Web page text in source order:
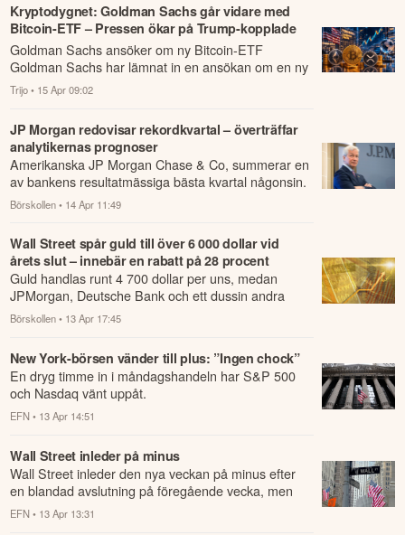
Kryptodygnet: Goldman Sachs går vidare med
Bitcoin-ETF – Pressen ökar på Trump-kopplade
World Liberty Financial
Goldman Sachs ansöker om ny Bitcoin-ETF
Goldman Sachs har lämnat in en ansökan om en ny
Bitcoin-ETF.
Trijo • 15 Apr 09:02
JP Morgan redovisar rekordkvartal – överträffar
analytikernas prognoser
Amerikanska JP Morgan Chase & Co, summerar en
av bankens resultatmässiga bästa kvartal någonsin.
Börskollen • 14 Apr 11:49
Wall Street spår guld till över 6 000 dollar vid
årets slut – innebär en rabatt på 28 procent
Guld handlas runt 4 700 dollar per uns, medan
JPMorgan, Deutsche Bank och ett dussin andra
storbanker spår 6 000 till 6 300 dollar vid årets...
Börskollen • 13 Apr 17:45
New York-börsen vänder till plus: ”Ingen chock”
En dryg timme in i måndagshandeln har S&P 500
och Nasdaq vänt uppåt.
EFN • 13 Apr 14:51
Wall Street inleder på minus
Wall Street inleder den nya veckan på minus efter
en blandad avslutning på föregående vecka, men
där det tekniktunga Nasdaq-indexet noterade...
EFN • 13 Apr 13:31